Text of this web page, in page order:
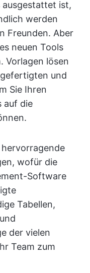
ausgestattet ist,
werden
Freunden. Aber
neuen Tools
Vorlagen lösen
und
Sie Ihren
auf die
wofür die
Software
Tabellen,
der vielen
Team zum